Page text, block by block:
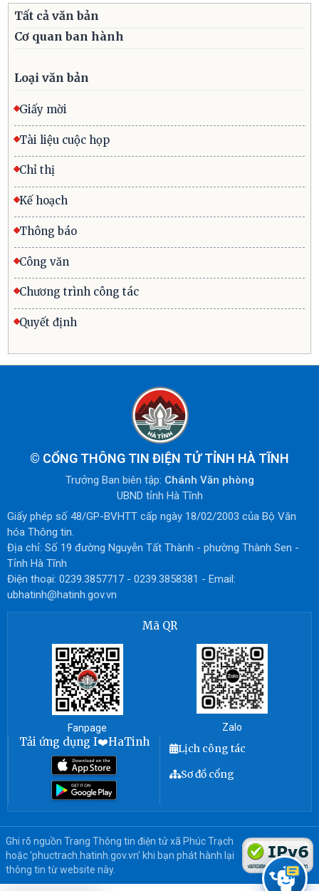
Tất cả văn bản
Cơ quan ban hành
Loại văn bản
Giấy mời
Tài liệu cuộc họp
Chỉ thị
Kế hoạch
Thông báo
Công văn
Chương trình công tác
Quyết định
© CỔNG THÔNG TIN ĐIỆN TỬ TỈNH HÀ TĨNH
Trưởng Ban biên tập: Chánh Văn phòng
UBND tỉnh Hà Tĩnh
Giấy phép số 48/GP-BVHTT cấp ngày 18/02/2003 của Bộ Văn
hóa Thông tin.
Địa chỉ: Số 19 đường Nguyễn Tất Thành - phường Thành Sen -
Tỉnh Hà Tĩnh
Điện thoại: 0239.3857717 - 0239.3858381 - Email:
ubhatinh@hatinh.gov.vn
Mã QR
Fanpage Zalo
Tải ứng dụng I❤️HaTinh
Lịch công tác
Sơ đồ cổng
Ghi rõ nguồn Trang Thông tin điện tử xã Phúc Trạch
hoặc 'phuctrach.hatinh.gov.vn' khi bạn phát hành lại
thông tin từ website này.